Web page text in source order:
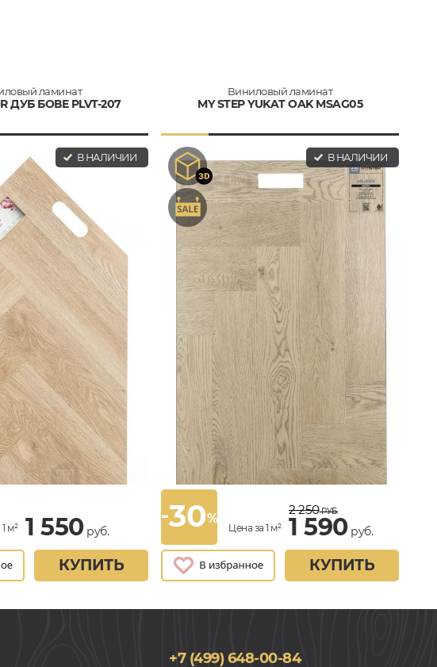
ламинат
ДУБ БОВЕ PLVT-207
В НАЛИЧИИ
м² 1 550руб.
КУПИТЬ
Виниловый ламинат
MY STEP YUKAT OAK MSAG05
В НАЛИЧИИ
-30%
Цена за 1 м²
2 250РУБ.
1 590руб.
КУПИТЬ
+7 (499) 648-00-84